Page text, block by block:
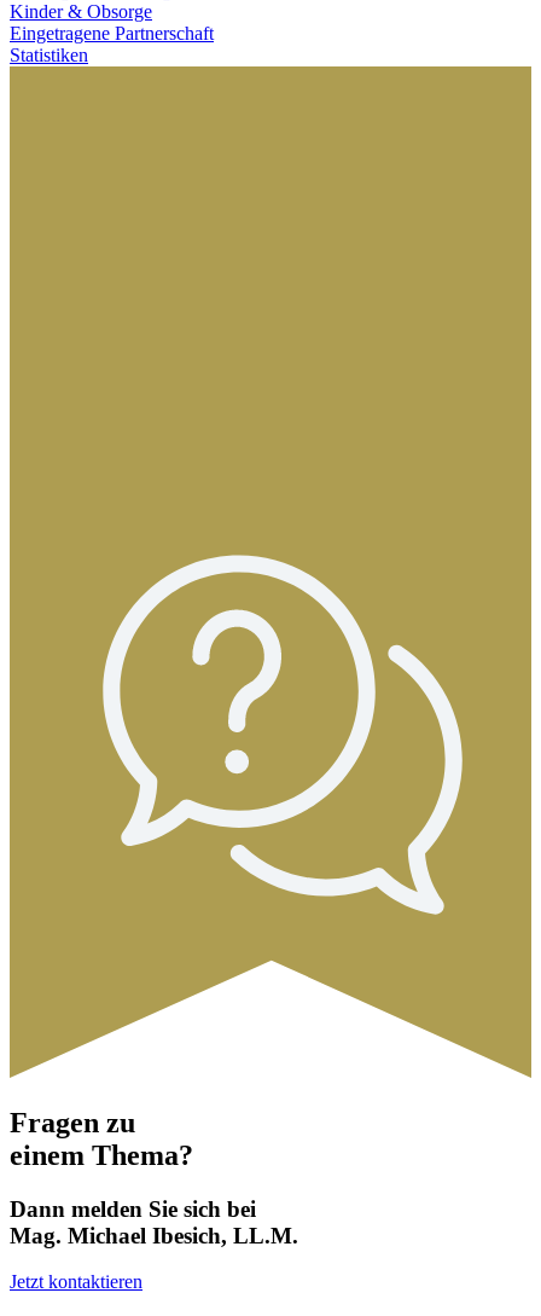
Kinder & Obsorge
Eingetragene Partnerschaft
Statistiken
Fragen zu
einem Thema?
Dann melden Sie sich bei
Mag. Michael Ibesich, LL.M.
Jetzt kontaktieren